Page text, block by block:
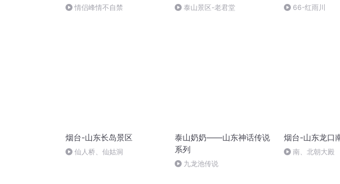
情侣峰情不自禁 泰山景区-老君堂 66-红雨川
烟台-山东长岛景区
仙人桥、仙姑洞
泰山奶奶——山东神话传说
系列
九龙池传说
烟台-山东龙口
南、北朝大殿